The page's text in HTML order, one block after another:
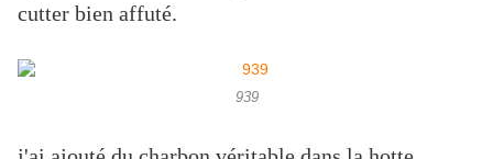
cutter bien affuté.
939